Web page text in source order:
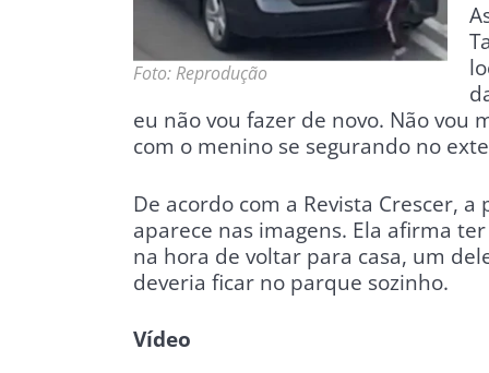
Foto: Reprodução
eu não vou fazer de novo. Não vou
com o menino se segurando no
De acordo com a Revista Crescer,
aparece nas imagens. Ela afirma
na hora de voltar para casa, um
deveria ficar no parque sozinho.
Vídeo